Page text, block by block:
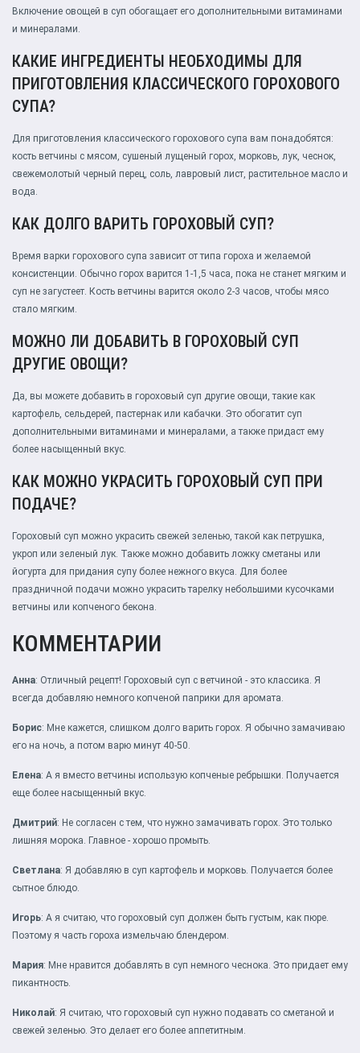
Включение овощей в суп обогащает его дополнительными витаминами
и минералами.
КАКИЕ ИНГРЕДИЕНТЫ НЕОБХОДИМЫ ДЛЯ
ПРИГОТОВЛЕНИЯ КЛАССИЧЕСКОГО ГОРОХОВОГО
СУПА?
Для приготовления классического горохового супа вам понадобятся:
кость ветчины с мясом, сушеный лущеный горох, морковь, лук, чеснок,
свежемолотый черный перец, соль, лавровый лист, растительное масло и
вода.
КАК ДОЛГО ВАРИТЬ ГОРОХОВЫЙ СУП?
Время варки горохового супа зависит от типа гороха и желаемой
консистенции. Обычно горох варится 1-1,5 часа, пока не станет мягким и
суп не загустеет. Кость ветчины варится около 2-3 часов, чтобы мясо
стало мягким.
МОЖНО ЛИ ДОБАВИТЬ В ГОРОХОВЫЙ СУП
ДРУГИЕ ОВОЩИ?
Да, вы можете добавить в гороховый суп другие овощи, такие как
картофель, сельдерей, пастернак или кабачки. Это обогатит суп
дополнительными витаминами и минералами, а также придаст ему
более насыщенный вкус.
КАК МОЖНО УКРАСИТЬ ГОРОХОВЫЙ СУП ПРИ
ПОДАЧЕ?
Гороховый суп можно украсить свежей зеленью, такой как петрушка,
укроп или зеленый лук. Также можно добавить ложку сметаны или
йогурта для придания супу более нежного вкуса. Для более
праздничной подачи можно украсить тарелку небольшими кусочками
ветчины или копченого бекона.
КОММЕНТАРИИ
Анна: Отличный рецепт! Гороховый суп с ветчиной - это классика. Я
всегда добавляю немного копченой паприки для аромата.
Борис: Мне кажется, слишком долго варить горох. Я обычно замачиваю
его на ночь, а потом варю минут 40-50.
Елена: А я вместо ветчины использую копченые ребрышки. Получается
еще более насыщенный вкус.
Дмитрий: Не согласен с тем, что нужно замачивать горох. Это только
лишняя морока. Главное - хорошо промыть.
Светлана: Я добавляю в суп картофель и морковь. Получается более
сытное блюдо.
Игорь: А я считаю, что гороховый суп должен быть густым, как пюре.
Поэтому я часть гороха измельчаю блендером.
Мария: Мне нравится добавлять в суп немного чеснока. Это придает ему
пикантность.
Николай: Я считаю, что гороховый суп нужно подавать со сметаной и
свежей зеленью. Это делает его более аппетитным.